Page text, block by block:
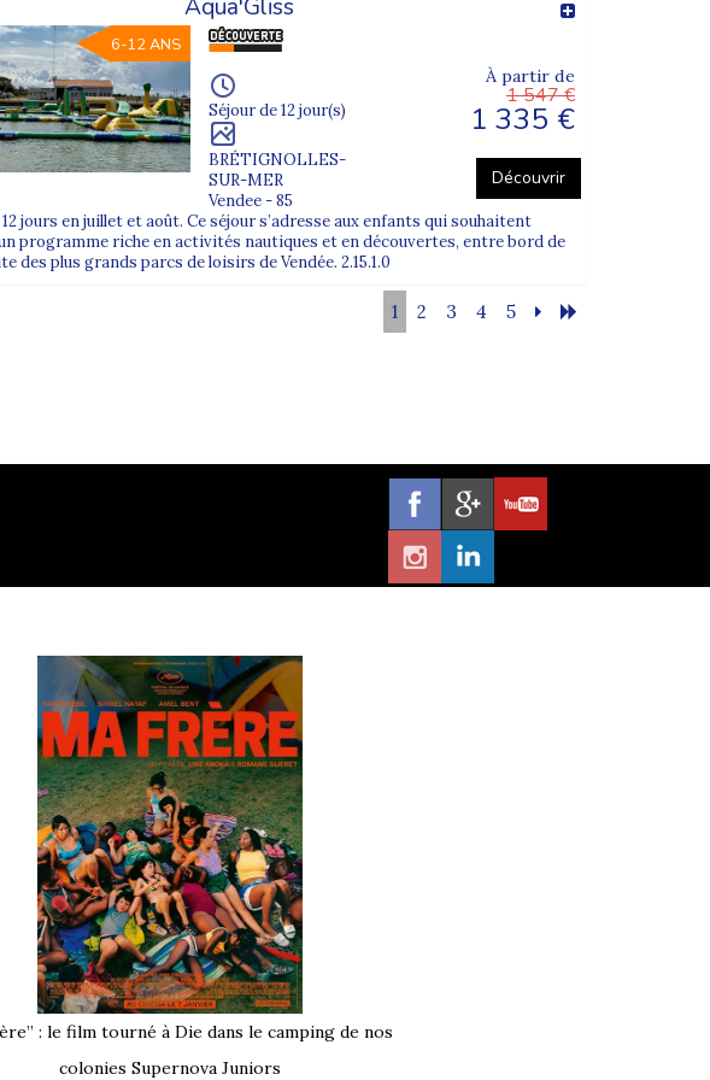
) jusqu’à une ville de rassemblement (généralement
, nous donnons rendez-vous à la gare Paris Montparnasse,
Juniors ?
les séjours, les dates et les destinations
chaque fiche programme.
les départs vers l’Ouestet leSud-Ouest
Aqua'Gliss
6-12 ANS
Séjour de 12 jour(s)
BRÉTIGNOLLES-
SUR-MER
Vendee - 85
À partir de
1 547 €
1 335 €
Découvrir
jours en juillet et août. Ce séjour s’adresse aux enfants qui souhaitent
programme riche en activités nautiques et en découvertes, entre bord de
des plus grands parcs de loisirs de Vendée. 2.15.1.0
1 2 3 4 5
: le film tourné à Die dans le camping de nos
colonies Supernova Juniors